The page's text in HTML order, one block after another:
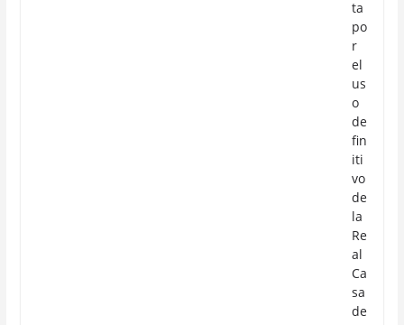
ta
po
r
el
us
o
de
fin
iti
vo
de
la
Re
al
Ca
sa
de